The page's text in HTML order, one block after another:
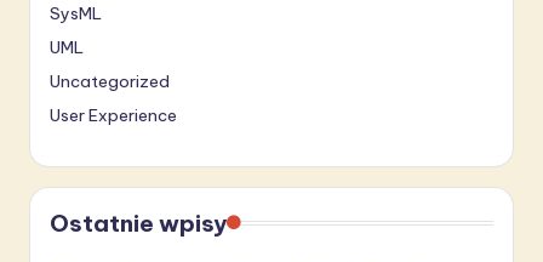
SysML
UML
Uncategorized
User Experience
Ostatnie wpisy